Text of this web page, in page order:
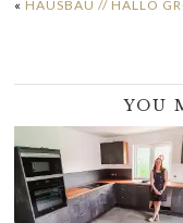
« HAUSBAU // HALLO
YOU